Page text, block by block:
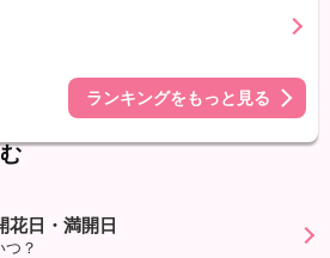
ランキングをもっと見る
花日・満開日
？